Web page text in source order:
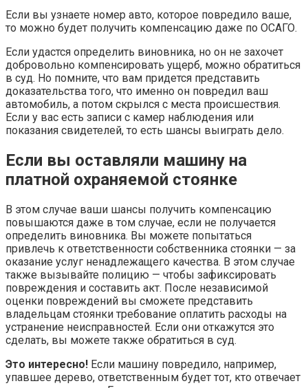
Если вы узнаете номер авто, которое повредило ваше,
то можно будет получить компенсацию даже по ОСАГО.
Если удастся определить виновника, но он не захочет
добровольно компенсировать ущерб, можно обратиться
в суд. Но помните, что вам придется представить
доказательства того, что именно он повредил ваш
автомобиль, а потом скрылся с места происшествия.
Если у вас есть записи с камер наблюдения или
показания свидетелей, то есть шансы выиграть дело.
Если вы оставляли машину на
платной охраняемой стоянке
В этом случае ваши шансы получить компенсацию
повышаются даже в том случае, если не получается
определить виновника. Вы можете попытаться
привлечь к ответственности собственника стоянки — за
оказание услуг ненадлежащего качества. В этом случае
также вызывайте полицию — чтобы зафиксировать
повреждения и составить акт. После независимой
оценки повреждений вы сможете представить
владельцам стоянки требование оплатить расходы на
устранение неисправностей. Если они откажутся это
сделать, вы можете также обратиться в суд.
Это интересно! Если машину повредило, например,
упавшее дерево, ответственным будет тот, кто отвечает